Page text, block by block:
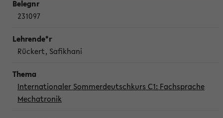
231097
Rückert, Safikhani
Internationaler Sommerdeutschkurs C1: Fachsprache
Mechatronik